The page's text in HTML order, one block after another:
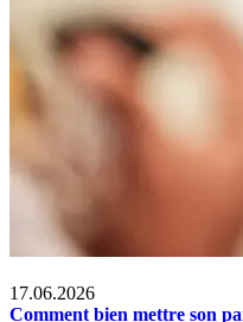
17.06.2026
Comment bien mettre son